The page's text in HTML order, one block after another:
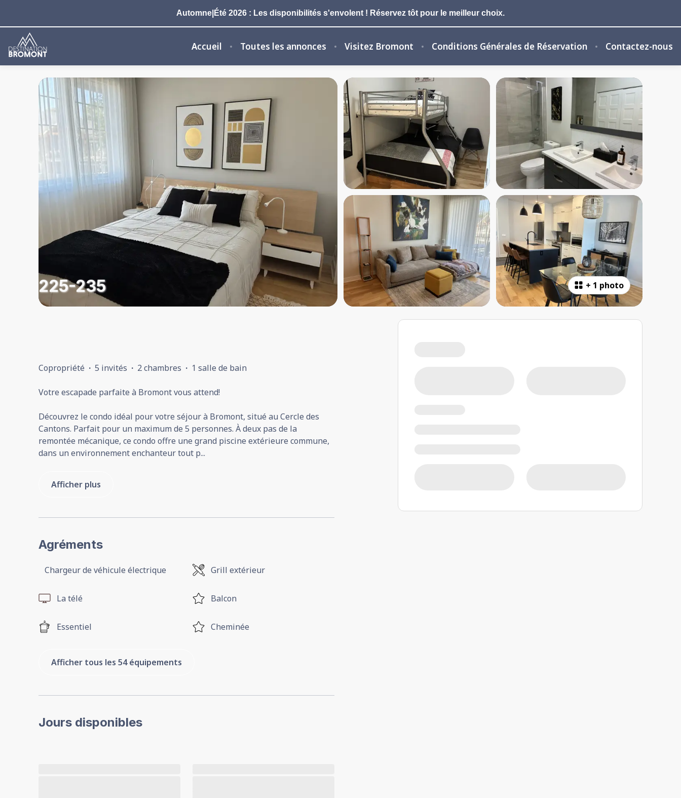
Automne|Été 2026 : Les disponibilités s'envolent ! Réservez tôt pour le meilleur choix.
Accueil Toutes les annonces Visitez Bromont Conditions Générales de Réservation Contactez-nous
+ 1 photo
225-235
Copropriété · 5 invités · 2 chambres · 1 salle de bain
Votre escapade parfaite à Bromont vous attend!
Découvrez le condo idéal pour votre séjour à Bromont, situé au Cercle des
Cantons. Parfait pour un maximum de 5 personnes. À deux pas de la
remontée mécanique, ce condo offre une grand piscine extérieure commune,
dans un environnement enchanteur tout p...
Afficher plus
Agréments
Chargeur de véhicule électrique Grill extérieur
La télé Balcon
Essentiel Cheminée
Afficher tous les 54 équipements
Jours disponibles